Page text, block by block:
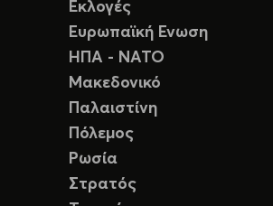
Εκλογές
Ευρωπαϊκή Ενωση
ΗΠΑ - ΝΑΤΟ
Μακεδονικό
Παλαιστίνη
Πόλεμος
Ρωσία
Στρατός